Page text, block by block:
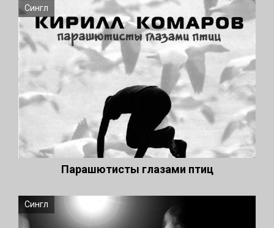
Сингл
Парашютисты глазами птиц
Сингл